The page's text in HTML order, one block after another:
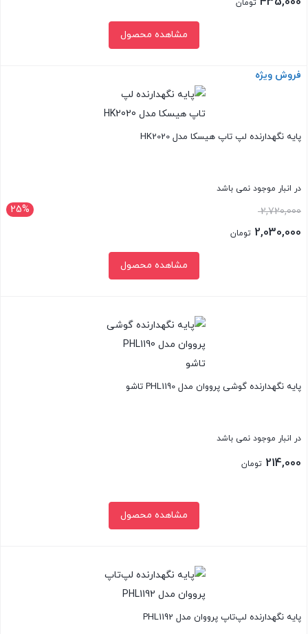
تومان
مشاهده محصول
بستن
فروش ویژه
پایه نگهدارنده لپ تاپ هیسکا مدل HK2020
در انبار موجود نمی باشد
25% 2,720,000قیمت
اصلی:
2,720,000 تومان
2,030,000 تومان
مشاهده محصول
پایه نگهدارنده گوشی پرووان مدل PHL1190 تاشو
در انبار موجود نمی باشد
214,000 تومان
مشاهده محصول
پایه نگهدارنده لپ‌تاپ پرووان مدل PHL1192